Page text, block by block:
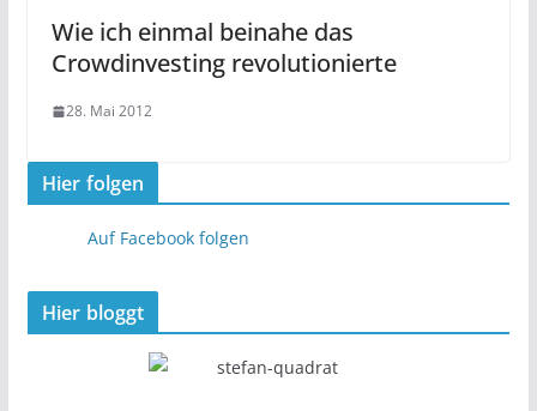
Wie ich einmal beinahe das
Crowdinvesting revolutionierte
28. Mai 2012
Hier folgen
Auf Facebook folgen
Hier bloggt